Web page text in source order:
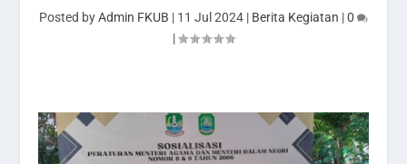
Posted byAdmin FKUB | 11 Jul 2024 | Berita Kegiatan |0
|